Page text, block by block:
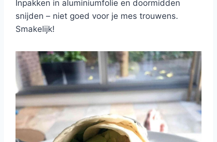
Inpakken in aluminiumfolie en doormidden
snijden – niet goed voor je mes trouwens.
Smakelijk!